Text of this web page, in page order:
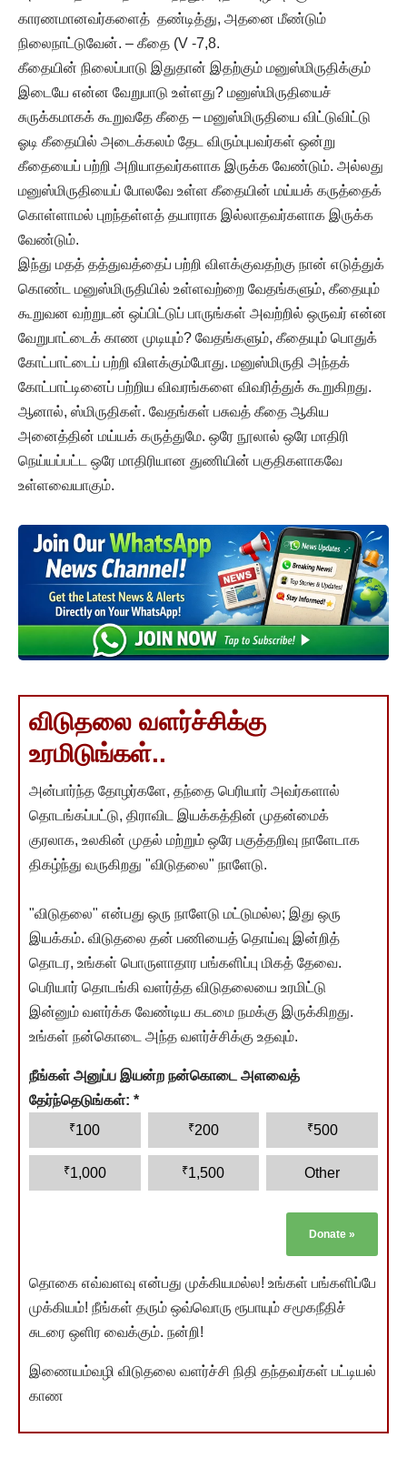
காரணமானவர்களைத் தண்டித்து, அதனை மீண்டும்
நிலைநாட்டுவேன். – கீதை (V -7,8.
கீதையின் நிலைப்பாடு இதுதான் இதற்கும் மனுஸ்மிருதிக்கும்
இடையே என்ன வேறுபாடு உள்ளது? மனுஸ்மிருதியைச்
சுருக்கமாகக் கூறுவதே கீதை – மனுஸ்மிருதியை விட்டுவிட்டு
ஓடி கீதையில் அடைக்கலம் தேட விரும்புபவர்கள் ஒன்று
கீதையைப் பற்றி அறியாதவர்களாக இருக்க வேண்டும். அல்லது
மனுஸ்மிருதியைப் போலவே உள்ள கீதையின் மய்யக் கருத்தைக்
கொள்ளாமல் புறந்தள்ளத் தயாராக இல்லாதவர்களாக இருக்க
வேண்டும்.
இந்து மதத் தத்துவத்தைப் பற்றி விளக்குவதற்கு நான் எடுத்துக்
கொண்ட மனுஸ்மிருதியில் உள்ளவற்றை வேதங்களும், கீதையும்
கூறுவன வற்றுடன் ஒப்பிட்டுப் பாருங்கள் அவற்றில் ஒருவர் என்ன
வேறுபாட்டைக் காண முடியும்? வேதங்களும், கீதையும் பொதுக்
கோட்பாட்டைப் பற்றி விளக்கும்போது. மனுஸ்மிருதி அந்தக்
கோட்பாட்டினைப் பற்றிய விவரங்களை விவரித்துக் கூறுகிறது.
ஆனால், ஸ்மிருதிகள். வேதங்கள் பசுவத் கீதை ஆகிய
அனைத்தின் மய்யக் கருத்துமே. ஒரே நூலால் ஒரே மாதிரி
நெய்யப்பட்ட ஒரே மாதிரியான துணியின் பகுதிகளாகவே
உள்ளவையாகும்.
விடுதலை வளர்ச்சிக்கு
உரமிடுங்கள்..
அன்பார்ந்த தோழர்களே, தந்தை பெரியார் அவர்களால்
தொடங்கப்பட்டு, திராவிட இயக்கத்தின் முதன்மைக்
குரலாக, உலகின் முதல் மற்றும் ஒரே பகுத்தறிவு நாளேடாக
திகழ்ந்து வருகிறது "விடுதலை" நாளேடு.
"விடுதலை" என்பது ஒரு நாளேடு மட்டுமல்ல; இது ஒரு
இயக்கம். விடுதலை தன் பணியைத் தொய்வு இன்றித்
தொடர, உங்கள் பொருளாதார பங்களிப்பு மிகத் தேவை.
பெரியார் தொடங்கி வளர்த்த விடுதலையை உரமிட்டு
இன்னும் வளர்க்க வேண்டிய கடமை நமக்கு இருக்கிறது.
உங்கள் நன்கொடை அந்த வளர்ச்சிக்கு உதவும்.
நீங்கள் அனுப்ப இயன்ற நன்கொடை அளவைத்
தேர்ந்தெடுங்கள்: *
₹100 ₹200 ₹500
₹1,000 ₹1,500 Other
Donate »
தொகை எவ்வளவு என்பது முக்கியமல்ல! உங்கள் பங்களிப்பே
முக்கியம்! நீங்கள் தரும் ஒவ்வொரு ரூபாயும் சமூகநீதிச்
சுடரை ஒளிர வைக்கும். நன்றி!
இணையம்வழி விடுதலை வளர்ச்சி நிதி தந்தவர்கள் பட்டியல்
காண